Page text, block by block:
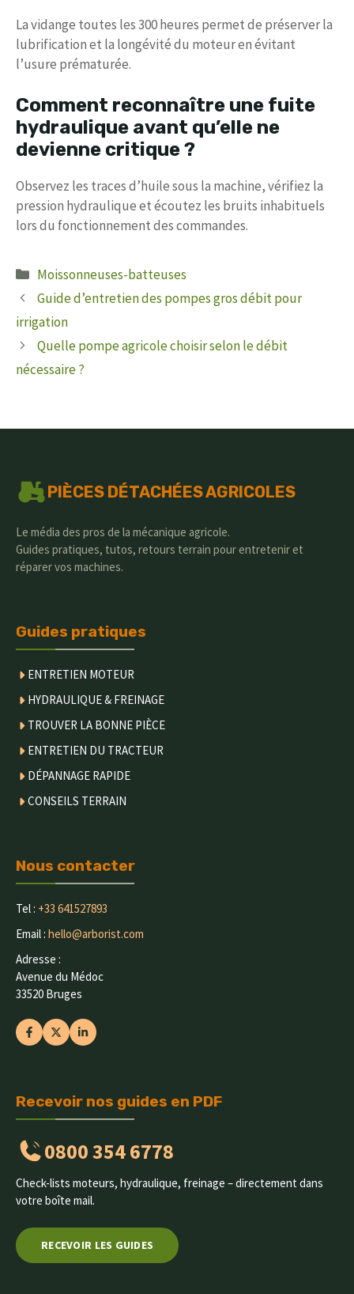
La vidange toutes les 300 heures permet de préserver la
lubrification et la longévité du moteur en évitant
l’usure prématurée.
Comment reconnaître une fuite
hydraulique avant qu’elle ne
devienne critique ?
Observez les traces d’huile sous la machine, vérifiez la
pression hydraulique et écoutez les bruits inhabituels
lors du fonctionnement des commandes.
Catégories
Moissonneuses-batteuses
Guide d’entretien des pompes gros débit pour
irrigation
Quelle pompe agricole choisir selon le débit
nécessaire ?
PIÈCES DÉTACHÉES AGRICOLES
Le média des pros de la mécanique agricole.
Guides pratiques, tutos, retours terrain pour entretenir et
réparer vos machines.
Guides pratiques
ENTRETIEN MOTEUR
HYDRAULIQUE & FREINAGE
TROUVER LA BONNE PIÈCE
ENTRETIEN DU TRACTEUR
DÉPANNAGE RAPIDE
CONSEILS TERRAIN
Nous contacter
Tel : +33 641527893
Email : hello@arborist.com
Adresse :
Avenue du Médoc
33520 Bruges
Recevoir nos guides en PDF
0800 354 6778
Check-lists moteurs, hydraulique, freinage – directement dans
votre boîte mail.
RECEVOIR LES GUIDES